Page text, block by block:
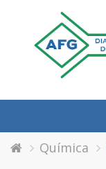
Química